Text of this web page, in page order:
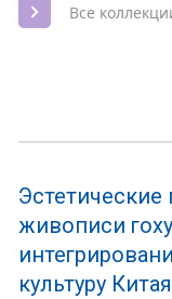
Все
живописи
культуру Китая